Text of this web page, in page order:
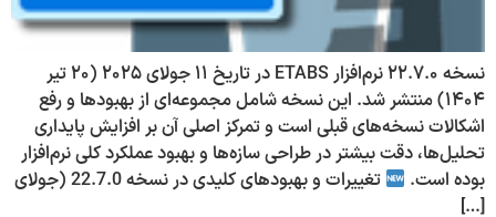
نسخه ۲۲.۷.۰ نرم‌افزار ETABS در تاریخ ۱۱ جولای ۲۰۲۵ (۲۰ تیر
۱۴۰۴) منتشر شد. این نسخه شامل مجموعه‌ای از بهبودها و رفع
اشکالات نسخه‌های قبلی است و تمرکز اصلی آن بر افزایش پایداری
تحلیل‌ها، دقت بیشتر در طراحی سازه‌ها و بهبود عملکرد کلی نرم‌افزار
بوده است.
تغییرات و بهبودهای کلیدی در نسخه 22.7.0 (جولای
[…]